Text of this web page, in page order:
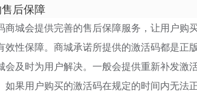
后保障
城会提供完善的售后保障服务，让用户购买
效性保障。商城承诺所提供的激活码都是正
会及时为用户解决。一般会提供重新补发激
如果用户购买的激活码在规定的时间内无